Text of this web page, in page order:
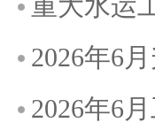
2026年6
2026年6